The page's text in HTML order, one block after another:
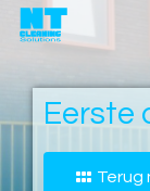
Ga
naar
inhoud
Eerste
Terug